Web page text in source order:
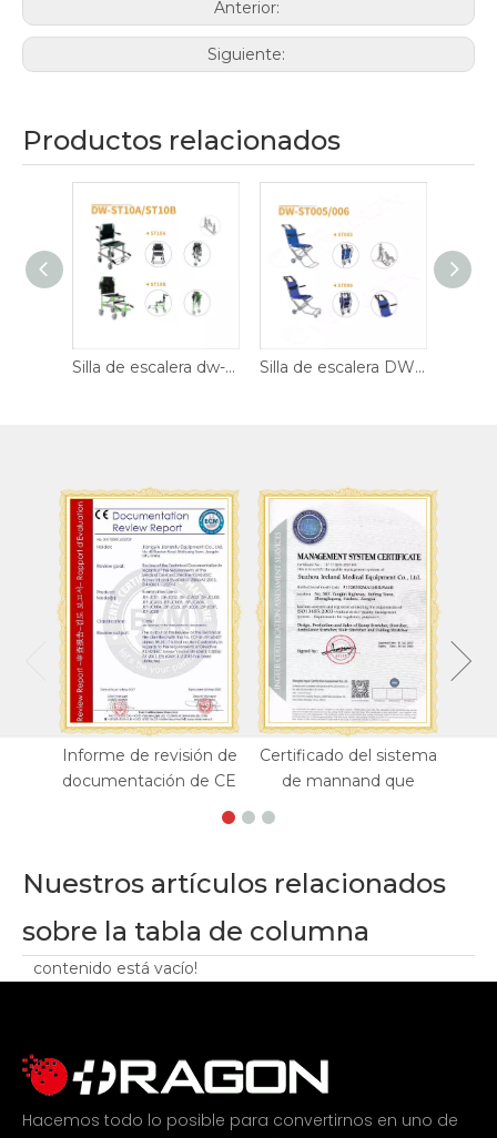
Anterior:
Siguiente:
Productos relacionados
Silla de escalera DW-ST005/ST006 Silla de escalera DW-ST003/ST004
Informe de revisión de
documentación de CE
Certificado del sistema
de mannand que
Nuestros artículos relacionados
sobre la tabla de columna
contenido está vacío!
Hacemos todo lo posible para convertirnos en uno de